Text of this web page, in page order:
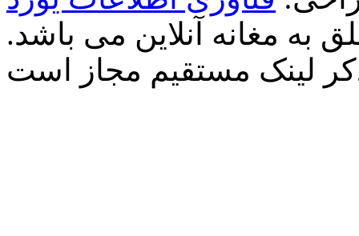
به مغانه آنلاین می باشد.